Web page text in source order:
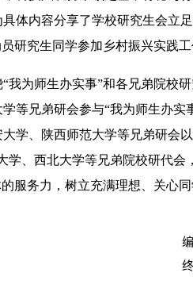
体内容分享了学校研究生会立
研究生同学参加乡村振兴实践工
我为师生办实事”和各兄弟院校
等兄弟研会参与“我为师生办实
学、陕西师范大学等兄弟研会以
学、西北大学等兄弟院校研代会
服务力，树立充满理想、关心